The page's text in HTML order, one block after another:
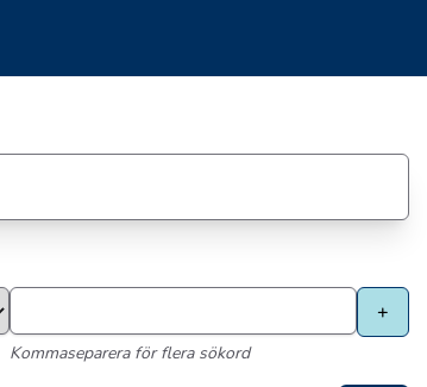
Kommaseparera för flera sökord